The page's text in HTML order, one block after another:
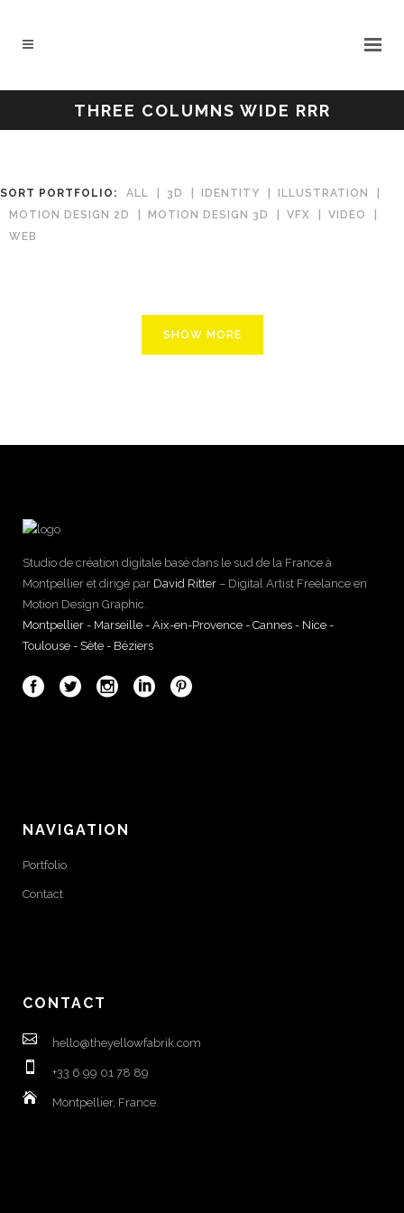
THREE COLUMNS WIDE RRR
SORT PORTFOLIO: ALL 3D IDENTITY
ILLUSTRATION
MOTION DESIGN 2D
MOTION DESIGN 3D VFX
VIDEO
WEB
SHOW MORE
Studio de création digitale basé dans le sud de la France à
Montpellier et dirigé par David Ritter – Digital Artist Freelance en
Motion Design Graphic.
Montpellier - Marseille - Aix-en-Provence - Cannes - Nice -
Toulouse - Sète - Béziers
NAVIGATION
Portfolio
Contact
CONTACT
hello@theyellowfabrik.com
+33 6 99 01 78 89
Montpellier, France.